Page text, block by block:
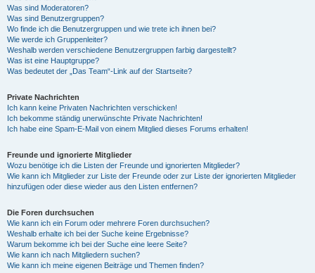
Was sind Moderatoren?
Was sind Benutzergruppen?
Wo finde ich die Benutzergruppen und wie trete ich ihnen bei?
Wie werde ich Gruppenleiter?
Weshalb werden verschiedene Benutzergruppen farbig dargestellt?
Was ist eine Hauptgruppe?
Was bedeutet der „Das Team“-Link auf der Startseite?
Private Nachrichten
Ich kann keine Privaten Nachrichten verschicken!
Ich bekomme ständig unerwünschte Private Nachrichten!
Ich habe eine Spam-E-Mail von einem Mitglied dieses Forums erhalten!
Freunde und ignorierte Mitglieder
Wozu benötige ich die Listen der Freunde und ignorierten Mitglieder?
Wie kann ich Mitglieder zur Liste der Freunde oder zur Liste der ignorierten Mitglieder
hinzufügen oder diese wieder aus den Listen entfernen?
Die Foren durchsuchen
Wie kann ich ein Forum oder mehrere Foren durchsuchen?
Weshalb erhalte ich bei der Suche keine Ergebnisse?
Warum bekomme ich bei der Suche eine leere Seite?
Wie kann ich nach Mitgliedern suchen?
Wie kann ich meine eigenen Beiträge und Themen finden?